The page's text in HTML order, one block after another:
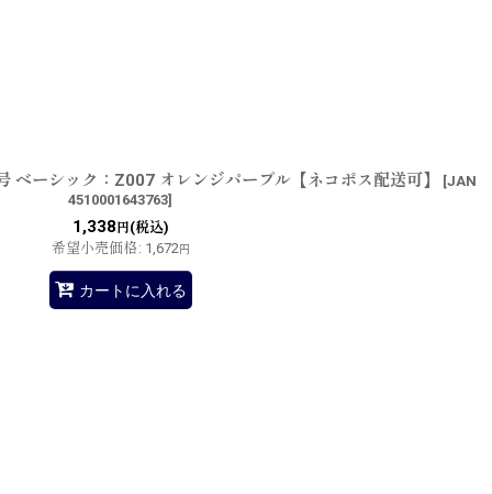
ベーシック：Z007 オレンジパープル【ネコポス配送可】 [JAN
4510001643763]
1,338 円(税込)
希望小売価格: 1,672円
カートに入れる